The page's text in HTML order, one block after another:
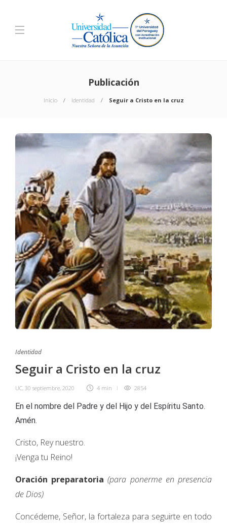
Publicación
Inicio Identidad Seguir a Cristo en la cruz
Identidad
Seguir a Cristo en la cruz
UC, 30 septiembre, 2020 4 min 2854
En el nombre del Padre y del Hijo y del Espíritu Santo.
Amén.
Cristo, Rey nuestro.
¡Venga tu Reino!
Oración preparatoria (para ponerme en presencia
de Dios)
Concédeme, Señor, la fortaleza para seguirte en todo